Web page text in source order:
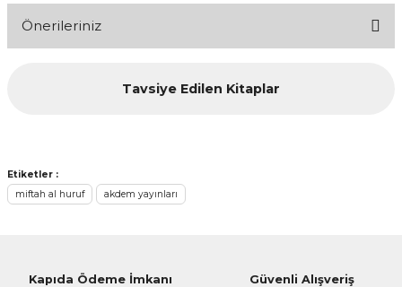
Önerileriniz
konularda yetersiz gördüğünüz noktaları öneri formunu
Ürün açıklamasında eksik bilgiler bulunuyor.
Tavsiye Edilen Kitaplar
Etiketler :
miftah al huruf
akdem yayınları
Kapıda Ödeme İmkanı
Güvenli Alışveriş